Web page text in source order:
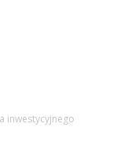
inwestycyjnego